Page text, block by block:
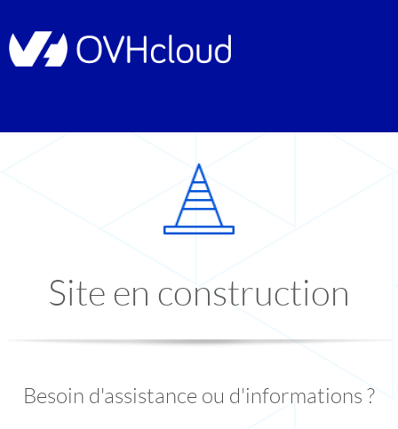
Site en construction
Besoin d'assistance ou d'informations ?